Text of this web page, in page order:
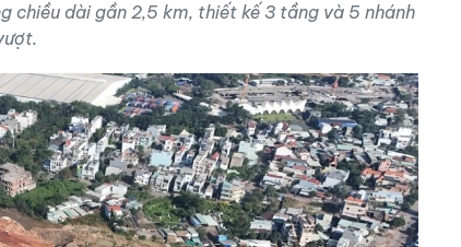
chiều dài gần 2,5 km, thiết kế 3 tầng và 5 nhánh